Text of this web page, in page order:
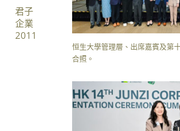
君子
企業
2011
恒生大學管理層、出席嘉賓及第
合照。